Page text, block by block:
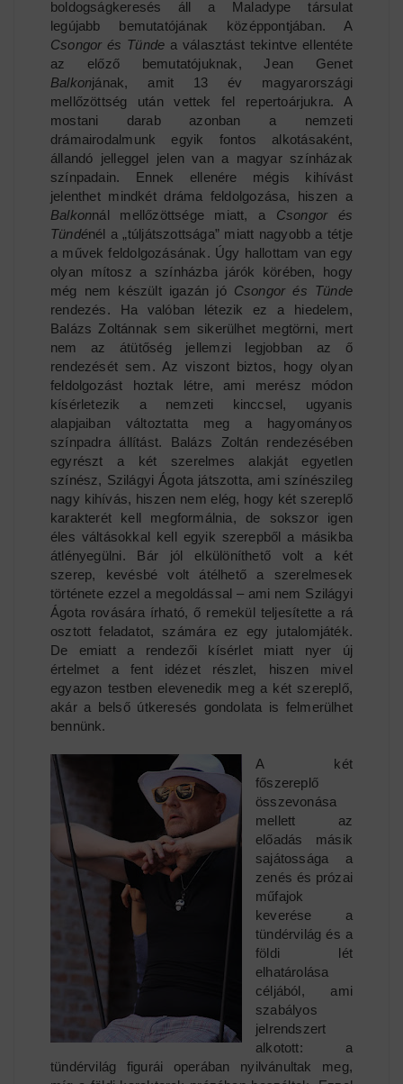
boldogságkeresés áll a Maladype társulat
legújabb bemutatójának középpontjában. A
Csongor és Tünde a választást tekintve ellentéte
az előző bemutatójuknak, Jean Genet
Balkonjának, amit 13 év magyarországi
mellőzöttség után vettek fel repertoárjukra. A
mostani darab azonban a nemzeti
drámairodalmunk egyik fontos alkotásaként,
állandó jelleggel jelen van a magyar színházak
színpadain. Ennek ellenére mégis kihívást
jelenthet mindkét dráma feldolgozása, hiszen a
Balkonnál mellőzöttsége miatt, a Csongor és
Tündénél a „túljátszottsága” miatt nagyobb a tétje
a művek feldolgozásának. Úgy hallottam van egy
olyan mítosz a színházba járók körében, hogy
még nem készült igazán jó Csongor és Tünde
rendezés. Ha valóban létezik ez a hiedelem,
Balázs Zoltánnak sem sikerülhet megtörni, mert
nem az átütőség jellemzi legjobban az ő
rendezését sem. Az viszont biztos, hogy olyan
feldolgozást hoztak létre, ami merész módon
kísérletezik a nemzeti kinccsel, ugyanis
alapjaiban változtatta meg a hagyományos
színpadra állítást. Balázs Zoltán rendezésében
egyrészt a két szerelmes alakját egyetlen
színész, Szilágyi Ágota játszotta, ami színészileg
nagy kihívás, hiszen nem elég, hogy két szereplő
karakterét kell megformálnia, de sokszor igen
éles váltásokkal kell egyik szerepből a másikba
átlényegülni. Bár jól elkülöníthető volt a két
szerep, kevésbé volt átélhető a szerelmesek
története ezzel a megoldással – ami nem Szilágyi
Ágota rovására írható, ő remekül teljesítette a rá
osztott feladatot, számára ez egy jutalomjáték.
De emiatt a rendezői kísérlet miatt nyer új
értelmet a fent idézet részlet, hiszen mivel
egyazon testben elevenedik meg a két szereplő,
akár a belső útkeresés gondolata is felmerülhet
bennünk.
A két
főszereplő
összevonása
mellett az
előadás másik
sajátossága a
zenés és prózai
műfajok
keverése a
tündérvilág és a
földi lét
elhatárolása
céljából, ami
szabályos
jelrendszert
alkotott: a
tündérvilág figurái operában nyilvánultak meg,